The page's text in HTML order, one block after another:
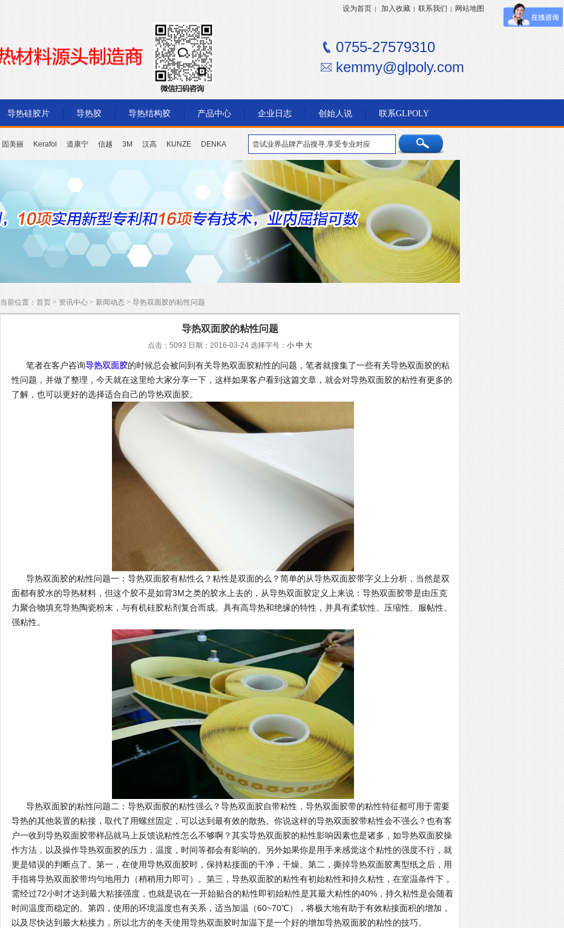
设为首页 | 加入收藏 | 联系我们 | 网站地图
0755-27579310
kemmy@glpoly.com
导热硅胶片 导热胶 导热结构胶 产品中心 企业日志 创始人说 联系GLPOLY
固美丽 Kerafol 道康宁 信越 3M 汉高 KUNZE DENKA
当前位置： 首页 > 资讯中心 > 新闻动态 > 导热双面胶的粘性问题
导热双面胶的粘性问题
点击：5093 日期：2016-03-24 选择字号： 小 中 大
笔者在客户咨询导热双面胶的时候总会被问到有关导热双面胶粘性的问题，笔者就搜集了一些有关导热双面胶的粘
性问题，并做了整理，今天就在这里给大家分享一下，这样如果客户看到这篇文章，就会对导热双面胶的粘性有更多的
了解，也可以更好的选择适合自己的导热双面胶。
导热双面胶的粘性问题一：导热双面胶有粘性么？粘性是双面的么？简单的从导热双面胶带字义上分析，当然是双
面都有胶水的导热材料，但这个胶不是如背3M之类的胶水上去的，从导热双面胶定义上来说：导热双面胶带是由压克
力聚合物填充导热陶瓷粉末，与有机硅胶粘剂复合而成。具有高导热和绝缘的特性，并具有柔软性、压缩性、服帖性、
强粘性。
导热双面胶的粘性问题二：导热双面胶的粘性强么？导热双面胶自带粘性，导热双面胶带的粘性特征都可用于需要
导热的其他装置的粘接，取代了用螺丝固定，可以达到最有效的散热。你说这样的导热双面胶带粘性会不强么？也有客
户一收到导热双面胶带样品就马上反馈说粘性怎么不够啊？其实导热双面胶的粘性影响因素也是诸多，如导热双面胶操
作方法，以及操作导热双面胶的压力，温度，时间等都会有影响的。另外如果你是用手来感觉这个粘性的强度不行，就
更是错误的判断点了。第一，在使用导热双面胶时，保持粘接面的干净，干燥。第二，撕掉导热双面胶离型纸之后，用
手指将导热双面胶带均勻地用力（稍稍用力即可）。第三，导热双面胶的粘性有初始粘性和持久粘性，在室温条件下，
需经过72小时才达到最大粘接强度，也就是说在一开始贴合的粘性即初始粘性是其最大粘性的40%，持久粘性是会随着
时间温度而稳定的。第四，使用的环境温度也有关系，适当加温（60~70℃），将极大地有助于有效粘接面积的增加，
以及尽快达到最大粘接力，所以北方的冬天使用导热双面胶时加温下是一个好的增加导热双面胶的粘性的技巧。